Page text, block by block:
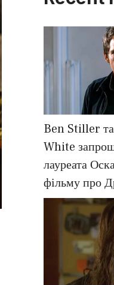
Ben Stiller
White
лауреата
фільму про